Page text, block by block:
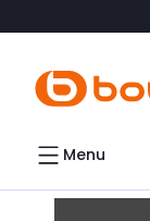
Accéder
Menu